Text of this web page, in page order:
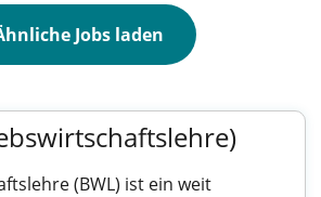
Jobs laden
(BWL) ist ein weit